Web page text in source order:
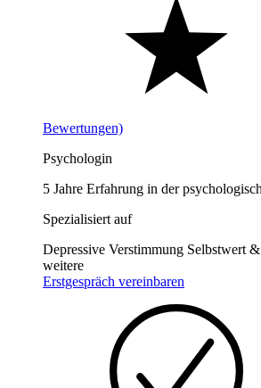
Bewertungen)
Psychologin
5 Jahre Erfahrung in der
Spezialisiert auf
Depressive Verstimmung Selbstwert
weitere
Erstgespräch vereinbaren